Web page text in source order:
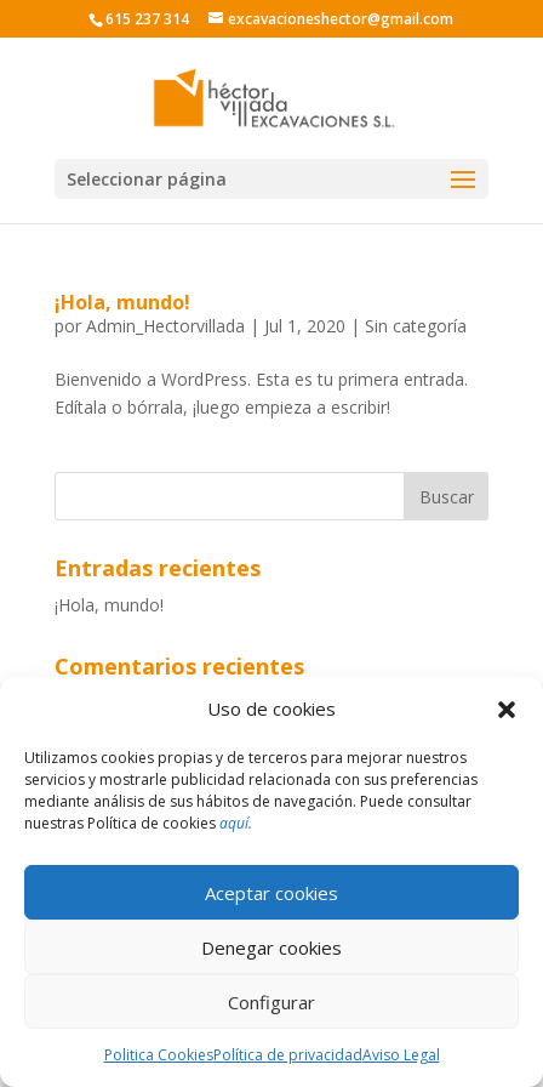
Uso de cookies
Utilizamos cookies propias y de terceros para mejorar nuestros
servicios y mostrarle publicidad relacionada con sus preferencias
mediante análisis de sus hábitos de navegación. Puede consultar
nuestras Política de cookiesaquí.
Aceptar cookies
Denegar cookies
Configurar
Politica CookiesPolítica de privacidadAviso Legal
615 237 314 excavacioneshector@gmail.com
Seleccionar página
¡Hola, mundo!
por Admin_Hectorvillada | Jul 1, 2020 | Sin categoría
Bienvenido a WordPress. Esta es tu primera entrada.
Edítala o bórrala, ¡luego empieza a escribir!
Entradas recientes
¡Hola, mundo!
Comentarios recientes
Un comentarista de WordPressen¡Hola, mundo!
Hector Villada Excavaciones S.L. ®| 2020 | Página
Gráficas Larrad|
privacidad|Aviso Legal|Política de cookies